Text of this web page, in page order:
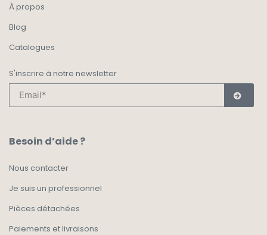
À propos
Blog
Catalogues
S'inscrire à notre newsletter
Besoin d’aide ?
Nous contacter
Je suis un professionnel
Pièces détachées
Paiements et livraisons